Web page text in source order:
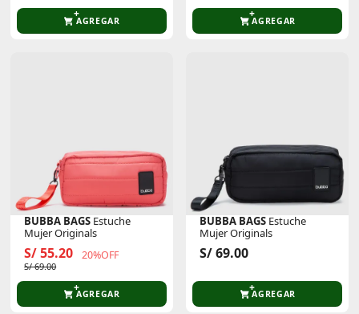
AGREGAR AGREGAR
BUBBA BAGS Estuche
Mujer Originals
S/ 55.20 20%OFF
S/ 69.00
AGREGAR
BUBBA BAGS Estuche
Mujer Originals
S/ 69.00
AGREGAR